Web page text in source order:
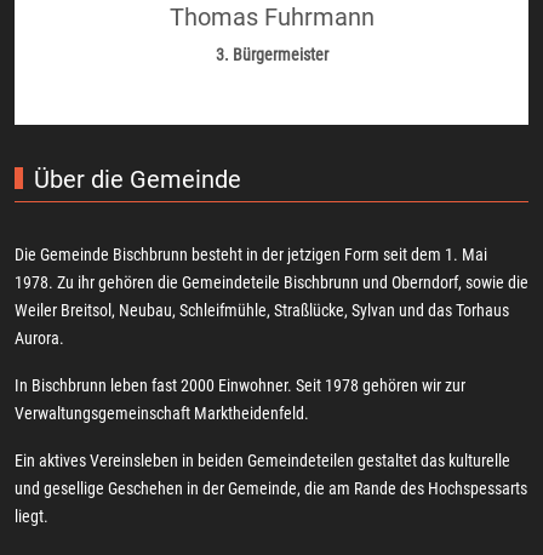
Thomas Fuhrmann
3. Bürgermeister
Über die Gemeinde
Die Gemeinde Bischbrunn besteht in der jetzigen Form seit dem 1. Mai
1978. Zu ihr gehören die Gemeindeteile Bischbrunn und Oberndorf, sowie die
Weiler Breitsol, Neubau, Schleifmühle, Straßlücke, Sylvan und das Torhaus
Aurora.
In Bischbrunn leben fast 2000 Einwohner. Seit 1978 gehören wir zur
Verwaltungsgemeinschaft Marktheidenfeld.
Ein aktives Vereinsleben in beiden Gemeindeteilen gestaltet das kulturelle
und gesellige Geschehen in der Gemeinde, die am Rande des Hochspessarts
liegt.